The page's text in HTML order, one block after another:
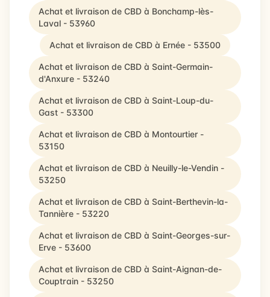
Achat et livraison de CBD à Bonchamp-lès-
Laval - 53960
Achat et livraison de CBD à Ernée - 53500
Achat et livraison de CBD à Saint-Germain-
d'Anxure - 53240
Achat et livraison de CBD à Saint-Loup-du-
Gast - 53300
Achat et livraison de CBD à Montourtier -
53150
Achat et livraison de CBD à Neuilly-le-Vendin -
53250
Achat et livraison de CBD à Saint-Berthevin-la-
Tannière - 53220
Achat et livraison de CBD à Saint-Georges-sur-
Erve - 53600
Achat et livraison de CBD à Saint-Aignan-de-
Couptrain - 53250